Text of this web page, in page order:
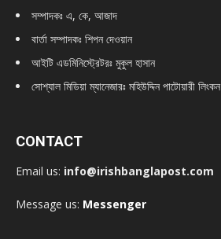
সম্পাদকঃ এ, কে, আজাদ
বার্তা সম্পাদকঃ শিপন দেওয়ান
আইটি এডমিনিস্ট্রেটরঃ মুকুল হাসান
সোশ্যাল মিডিয়া ম্যানেজারঃ মহিউদ্দিন পাটোয়ারী লিংকন
CONTACT
Email us: info@irishbanglapost.com
Message us: Messenger